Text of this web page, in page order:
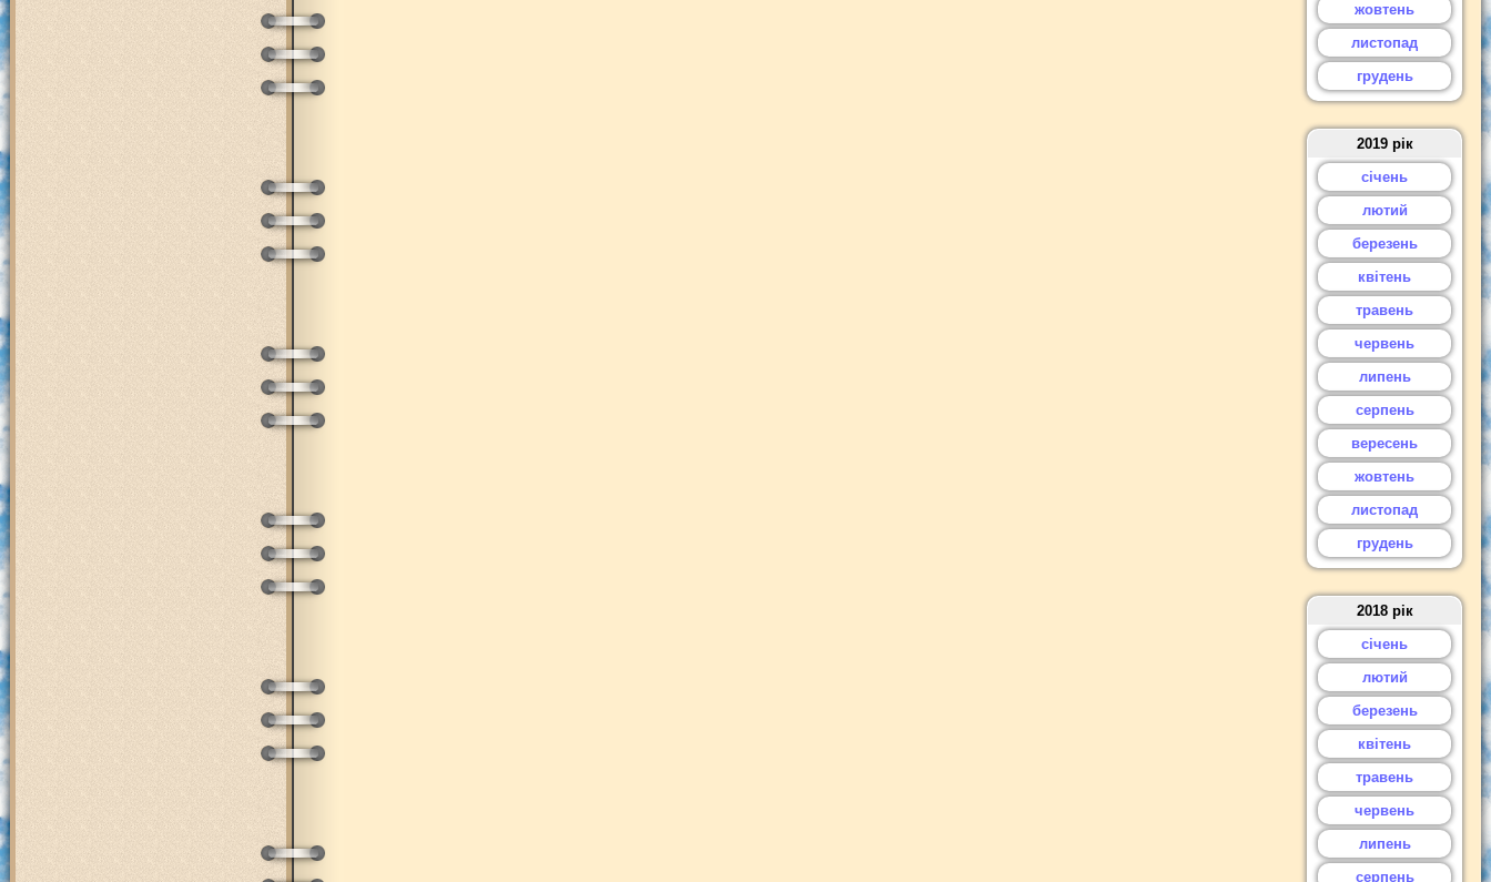
жовтень
листопад
грудень
2019 рік
січень
лютий
березень
квітень
травень
червень
липень
серпень
вересень
жовтень
листопад
грудень
2018 рік
січень
лютий
березень
квітень
травень
червень
липень
серпень